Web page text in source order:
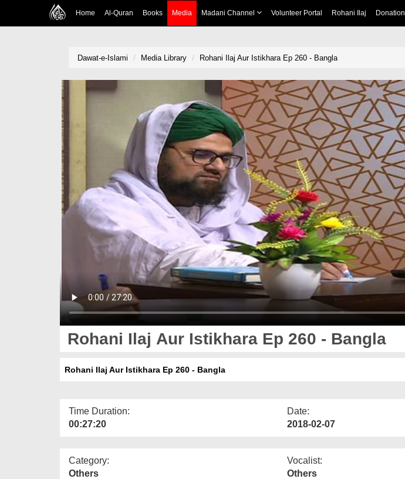
Home Al-Quran Books Media Madani Channel Volunteer Portal Rohani Ilaj Donation
Dawat-e-Islami Media Library Rohani Ilaj Aur Istikhara Ep 260 - Bangla
Rohani Ilaj Aur Istikhara Ep 260 - Bangla
Rohani Ilaj Aur Istikhara Ep 260 - Bangla
Time Duration:
00:27:20
Date:
2018-02-07
Category:
Others
Vocalist:
Others